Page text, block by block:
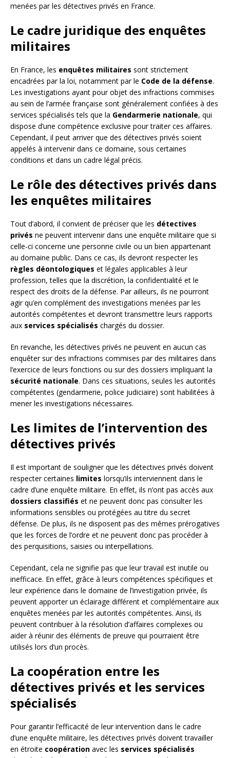
menées par les détectives privés en France.
Le cadre juridique des enquêtes
militaires
En France, les enquêtes militaires sont strictement
encadrées par la loi, notamment par le Code de la défense.
Les investigations ayant pour objet des infractions commises
au sein de l’armée française sont généralement confiées à des
services spécialisés tels que la Gendarmerie nationale, qui
dispose d’une compétence exclusive pour traiter ces affaires.
Cependant, il peut arriver que des détectives privés soient
appelés à intervenir dans ce domaine, sous certaines
conditions et dans un cadre légal précis.
Le rôle des détectives privés dans
les enquêtes militaires
Tout d’abord, il convient de préciser que les détectives
privés ne peuvent intervenir dans une enquête militaire que si
celle-ci concerne une personne civile ou un bien appartenant
au domaine public. Dans ce cas, ils devront respecter les
règles déontologiques et légales applicables à leur
profession, telles que la discrétion, la confidentialité et le
respect des droits de la défense. Par ailleurs, ils ne pourront
agir qu’en complément des investigations menées par les
autorités compétentes et devront transmettre leurs rapports
aux services spécialisés chargés du dossier.
En revanche, les détectives privés ne peuvent en aucun cas
enquêter sur des infractions commises par des militaires dans
l’exercice de leurs fonctions ou sur des dossiers impliquant la
sécurité nationale. Dans ces situations, seules les autorités
compétentes (gendarmerie, police judiciaire) sont habilitées à
mener les investigations nécessaires.
Les limites de l’intervention des
détectives privés
Il est important de souligner que les détectives privés doivent
respecter certaines limites lorsqu’ils interviennent dans le
cadre d’une enquête militaire. En effet, ils n’ont pas accès aux
dossiers classifiés et ne peuvent donc pas consulter les
informations sensibles ou protégées au titre du secret
défense. De plus, ils ne disposent pas des mêmes prérogatives
que les forces de l’ordre et ne peuvent donc pas procéder à
des perquisitions, saisies ou interpellations.
Cependant, cela ne signifie pas que leur travail est inutile ou
inefficace. En effet, grâce à leurs compétences spécifiques et
leur expérience dans le domaine de l’investigation privée, ils
peuvent apporter un éclairage différent et complémentaire aux
enquêtes menées par les autorités compétentes. Ainsi, ils
peuvent contribuer à la résolution d’affaires complexes ou
aider à réunir des éléments de preuve qui pourraient être
utilisés lors d’un procès.
La coopération entre les
détectives privés et les services
spécialisés
Pour garantir l’efficacité de leur intervention dans le cadre
d’une enquête militaire, les détectives privés doivent travailler
en étroite coopération avec les services spécialisés